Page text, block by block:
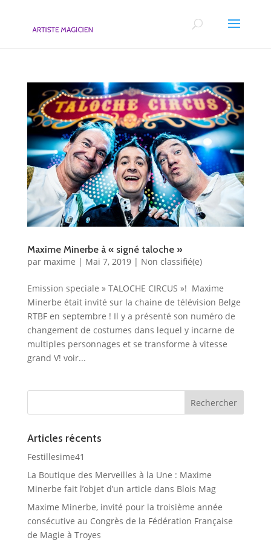
Maxime Minerbe à « signé taloche »
par maxime | Mai 7, 2019| Non classifié(e)
Emission speciale » TALOCHE CIRCUS »! Maxime
Minerbe était invité sur la chaine de télévision Belge
RTBF en septembre ! Il y a présenté son numéro de
changement de costumes dans lequel y incarne de
multiples personnages et se transforme à vitesse
grand V! voir...
Articles récents
Festillesime41
La Boutique des Merveilles à la Une : Maxime
Minerbe fait l’objet d’un article dans Blois Mag
Maxime Minerbe, invité pour la troisième année
consécutive au Congrès de la Fédération Française
de Magie à Troyes